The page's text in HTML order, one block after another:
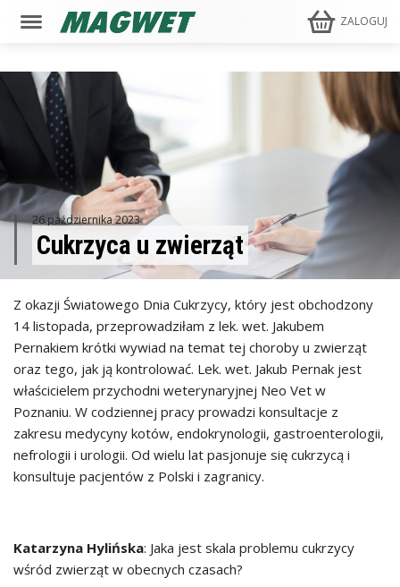
ZALOGUJ
26 października 2023
Cukrzyca u zwierząt
Z okazji Światowego Dnia Cukrzycy, który jest obchodzony
14 listopada, przeprowadziłam z lek. wet. Jakubem
Pernakiem krótki wywiad na temat tej choroby u zwierząt
oraz tego, jak ją kontrolować. Lek. wet. Jakub Pernak jest
właścicielem przychodni weterynaryjnej Neo Vet w
Poznaniu. W codziennej pracy prowadzi konsultacje z
zakresu medycyny kotów, endokrynologii, gastroenterologii,
nefrologii i urologii. Od wielu lat pasjonuje się cukrzycą i
konsultuje pacjentów z Polski i zagranicy.
Katarzyna Hylińska: Jaka jest skala problemu cukrzycy
wśród zwierząt w obecnych czasach?